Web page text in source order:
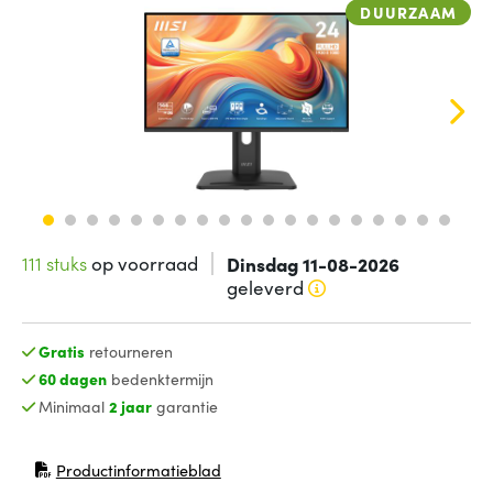
DUURZAAM
111 stuksop voorraad Dinsdag 11-08-2026
geleverd
Gratis retourneren
60 dagenbedenktermijn
Minimaal 2 jaargarantie
Productinformatieblad
(opent in nieuw venster)